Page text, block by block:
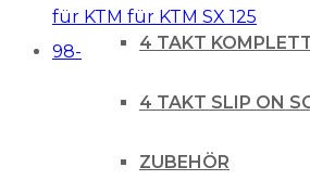
4 TAKT
4 TAKT SLIP ON
ZUBEHÖR
2005-